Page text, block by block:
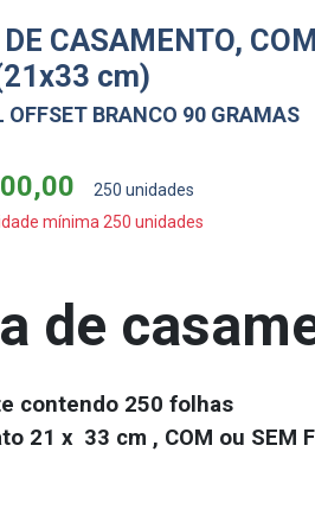
CASAMENTO,
cm)
OFFSET BRANCO 90 GRAMAS
250 unidades
mínima 250 unidades
de
contendo 250 folhas
21 x 33 cm , COM ou SEM